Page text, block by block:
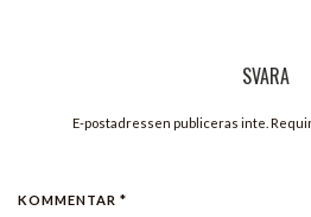
SVARA
E-postadressen publiceras inte.
KOMMENTAR *